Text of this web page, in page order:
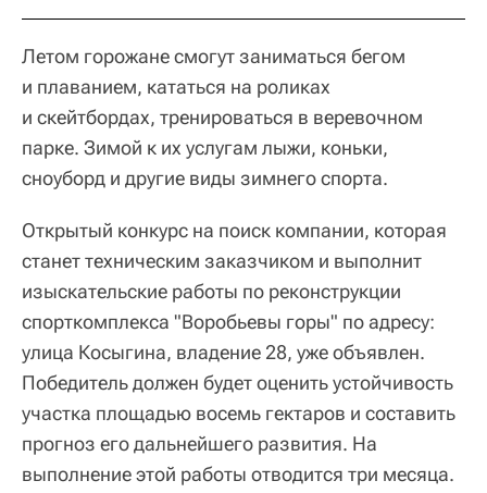
Летом горожане смогут заниматься бегом
и плаванием, кататься на роликах
и скейтбордах, тренироваться в веревочном
парке. Зимой к их услугам лыжи, коньки,
сноуборд и другие виды зимнего спорта.
Открытый конкурс на поиск компании, которая
станет техническим заказчиком и выполнит
изыскательские работы по реконструкции
спорткомплекса "Воробьевы горы" по адресу:
улица Косыгина, владение 28, уже объявлен.
Победитель должен будет оценить устойчивость
участка площадью восемь гектаров и составить
прогноз его дальнейшего развития. На
выполнение этой работы отводится три месяца.